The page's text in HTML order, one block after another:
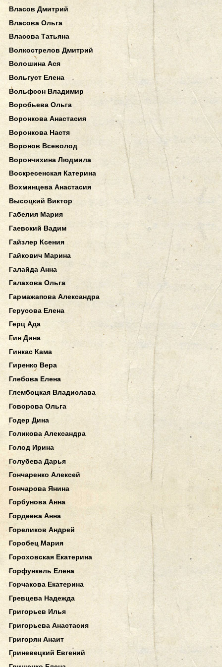
Власов Дмитрий
Власова Ольга
Власова Татьяна
Волкострелов Дмитрий
Волошина Ася
Вольгуст Елена
Вольфсон Владимир
Воробьева Ольга
Воронкова Анастасия
Воронкова Настя
Воронов Всеволод
Ворончихина Людмила
Воскресенская Катерина
Вохминцева Анастасия
Высоцкий Виктор
Габелия Мария
Гаевский Вадим
Гайзлер Ксения
Гайкович Марина
Галайда Анна
Галахова Ольга
Гармажапова Александра
Герусова Елена
Герц Ада
Гин Дина
Гинкас Кама
Гиренко Вера
Глебова Елена
Глембоцкая Владислава
Говорова Ольга
Годер Дина
Голикова Александра
Голод Ирина
Голубева Дарья
Гончаренко Алексей
Гончарова Янина
Горбунова Анна
Гордеева Анна
Гореликов Андрей
Горобец Мария
Гороховская Екатерина
Горфункель Елена
Горчакова Екатерина
Гревцева Надежда
Григорьев Илья
Григорьева Анастасия
Григорян Анаит
Гриневецкий Евгений